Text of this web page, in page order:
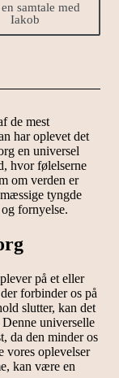
samtale med
Iakob
de mest
har oplevet det
en universel
hvor følelserne
om verden er
tyngde
fornyelse.
på et eller
forbinder os på
slutter, kan det
universelle
da den minder os
vores oplevelser
kan være en